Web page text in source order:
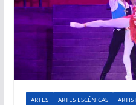
ARTES ARTES ESCÉNICAS